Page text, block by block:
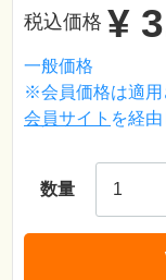
税込価格 ¥
一般価格
※会員価格は適用
会員サイト を経由
数量